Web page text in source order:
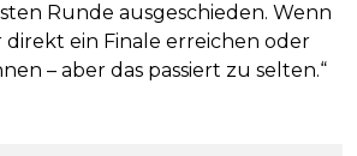
Runde ausgeschieden. Wenn
direkt ein Finale erreichen oder
– aber das passiert zu selten.“